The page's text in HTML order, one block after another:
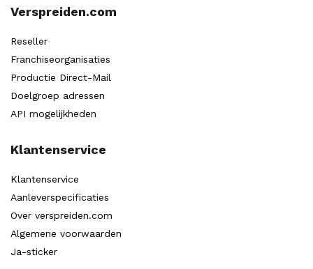
Verspreiden.com
Reseller
Franchiseorganisaties
Productie Direct-Mail
Doelgroep adressen
API mogelijkheden
Klantenservice
Klantenservice
Aanleverspecificaties
Over verspreiden.com
Algemene voorwaarden
Ja-sticker